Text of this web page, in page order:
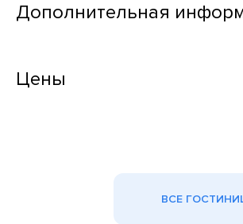
Дополнительная
Цены
ВСЕ